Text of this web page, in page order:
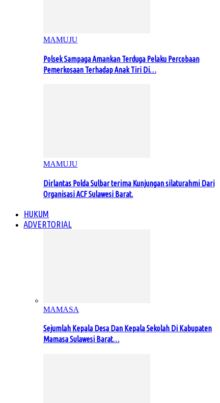
MAMUJU
Polsek Sampaga Amankan Terduga Pelaku Percobaan
Pemerkosaan Terhadap Anak Tiri Di…
MAMUJU
Dirlantas Polda Sulbar terima Kunjungan silaturahmi Dari
Organisasi ACF Sulawesi Barat.
HUKUM
ADVERTORIAL
MAMASA
Sejumlah Kepala Desa Dan Kepala Sekolah Di Kabupaten
Mamasa Sulawesi Barat…